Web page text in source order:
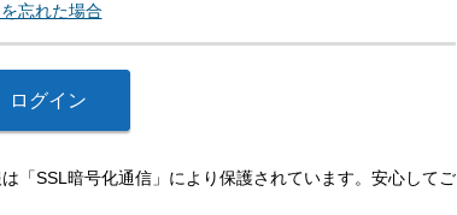
忘れた場合
「SSL暗号化通信」により保護されています。安心してご